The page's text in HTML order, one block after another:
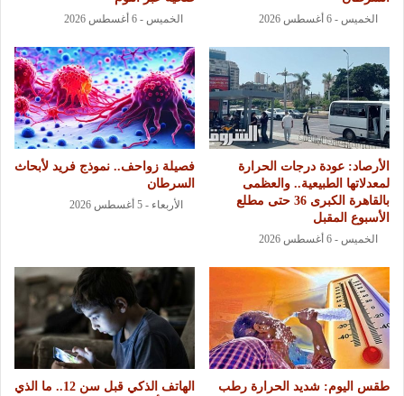
الخميس - 6 أغسطس 2026 الخميس - 6 أغسطس 2026
الأرصاد: عودة درجات الحرارة
لمعدلاتها الطبيعية.. والعظمى
بالقاهرة الكبرى 36 حتى مطلع
الأسبوع المقبل
الخميس - 6 أغسطس 2026
فصيلة زواحف.. نموذج فريد لأبحاث
السرطان
الأربعاء - 5 أغسطس 2026
طقس اليوم: شديد الحرارة رطب
الهاتف الذكي قبل سن 12.. ما الذي